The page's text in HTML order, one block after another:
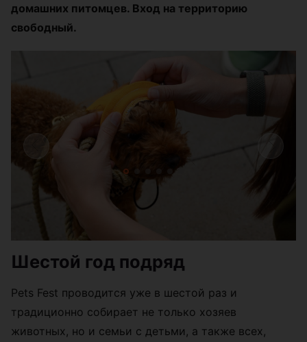
домашних питомцев. Вход на территорию
свободный.
Шестой год подряд
Pets Fest проводится уже в шестой раз и
традиционно собирает не только хозяев
животных, но и семьи с детьми, а также всех,